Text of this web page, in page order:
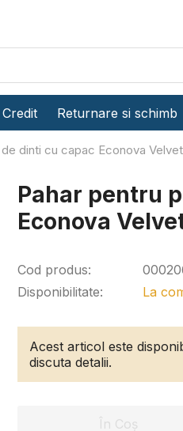
Credit Returnare si schimb
dinti cu capac Econova
Pahar pentru
Econova
Cod produs:
Disponibilitate:
La
Acest articol este
discuta detalii.
În Coș